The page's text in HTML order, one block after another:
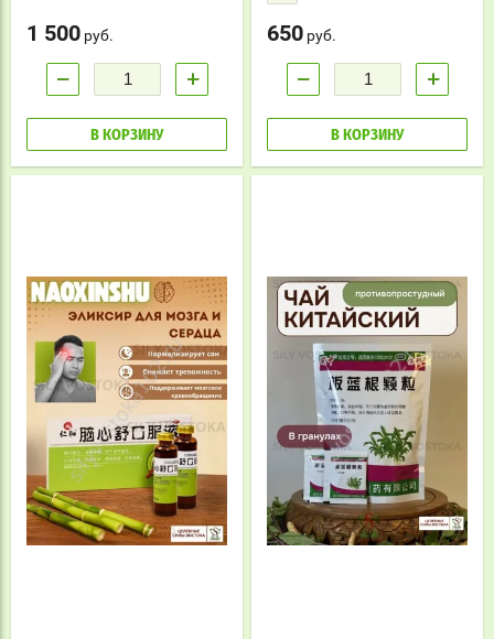
1 500 руб.
− +
В КОРЗИНУ
650 руб.
− +
В КОРЗИНУ